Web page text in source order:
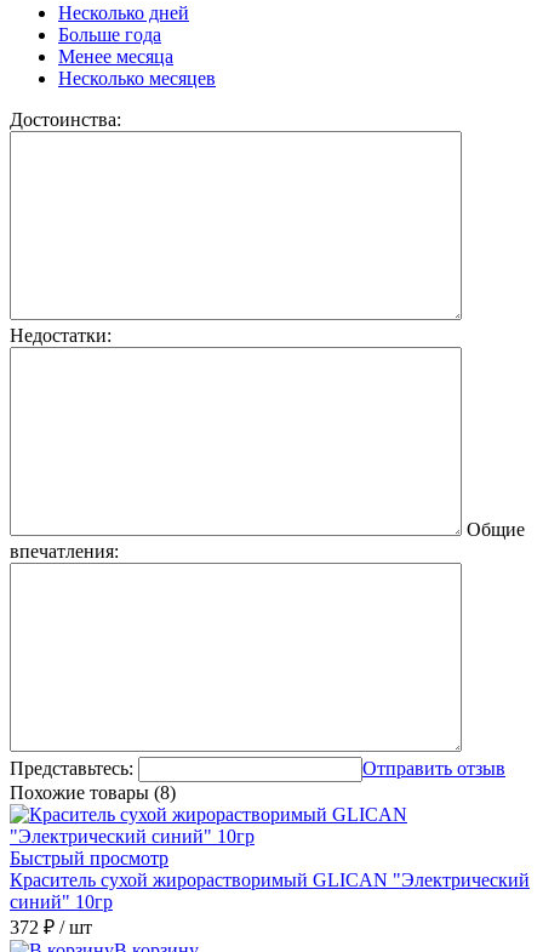
Несколько дней
Больше года
Менее месяца
Несколько месяцев
Достоинства:
Недостатки:
Общие
впечатления:
Представьтесь:
Отправить отзыв
Похожие товары (8)
Быстрый просмотр
Краситель сухой жирорастворимый GLICAN "Электрический
синий" 10гр
372 ₽ / шт